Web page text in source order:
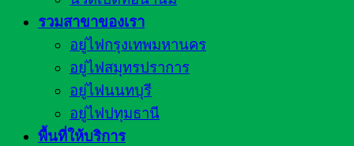
รวมสาขาของเรา
อยู่ไฟกรุงเทพมหานคร
อยู่ไฟสมุทรปราการ
อยู่ไฟนนทบุรี
อยู่ไฟปทุมธานี
พื้นที่ให้บริการ